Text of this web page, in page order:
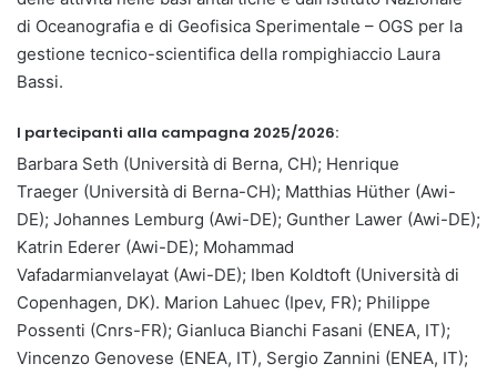
di Oceanografia e di Geofisica Sperimentale – OGS per la
gestione tecnico-scientifica della rompighiaccio Laura
Bassi.
I partecipanti alla campagna 2025/2026:
Barbara Seth (Università di Berna, CH); Henrique
Traeger (Università di Berna-CH); Matthias Hüther (Awi-
DE); Johannes Lemburg (Awi-DE); Gunther Lawer (Awi-DE);
Katrin Ederer (Awi-DE); Mohammad
Vafadarmianvelayat (Awi-DE); Iben Koldtoft (Università di
Copenhagen, DK). Marion Lahuec (Ipev, FR); Philippe
Possenti (Cnrs-FR); Gianluca Bianchi Fasani (ENEA, IT);
Vincenzo Genovese (ENEA, IT), Sergio Zannini (ENEA, IT);